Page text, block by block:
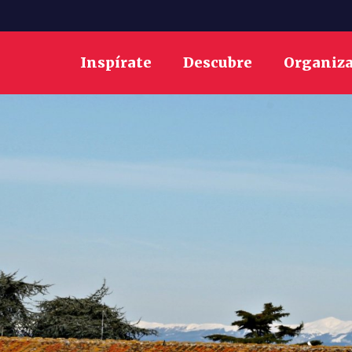
Inspírate Descubre Organiza